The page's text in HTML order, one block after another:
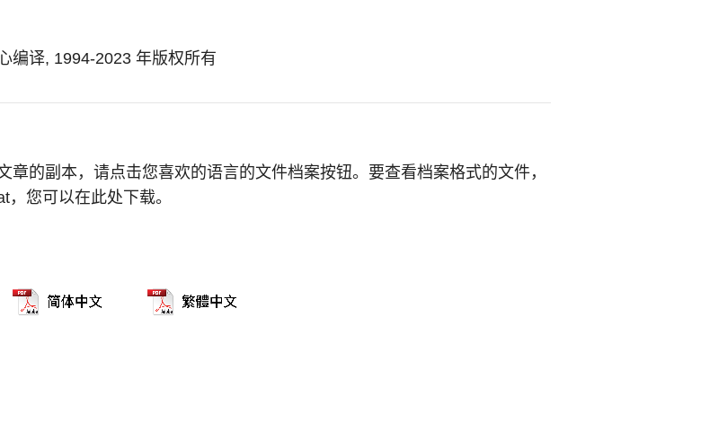
编译, 1994-2023 年版权所有
章的副本，请点击您喜欢的语言的文件档案按钮。要查看档案格式的文件，
您可以在此处下载。